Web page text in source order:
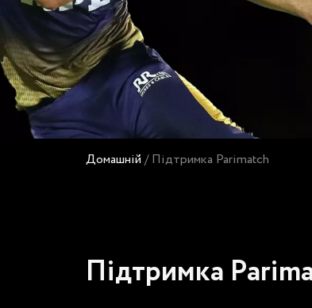
Домашній /Підтримка Parimatch
Підтримка